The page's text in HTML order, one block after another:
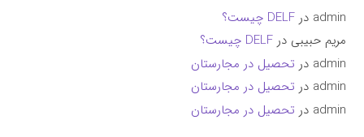
admin درDELF چیست؟
مریم حبیبی درDELF چیست؟
admin در تحصیل در مجارستان
admin در تحصیل در مجارستان
admin در تحصیل در مجارستان